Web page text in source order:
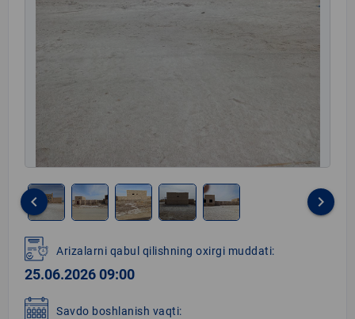
1
of
5
keyboard_arrow_left keyboard_arrow_right
Arizalarni qabul qilishning oxirgi muddati:
25.06.2026 09:00
Savdo boshlanish vaqti: